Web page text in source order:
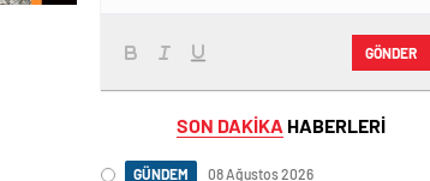
GÖNDER
SON DAKİKA HABERLERİ
GÜNDEM 08 Ağustos 2026